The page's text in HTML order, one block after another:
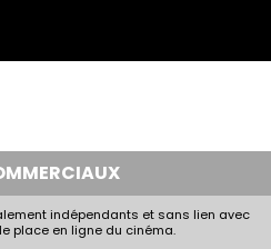
indépendants et sans lien avec
place en ligne du cinéma.